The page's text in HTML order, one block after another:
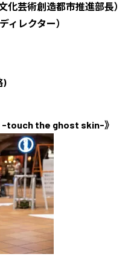
化芸術創造都市推進部長）
ィレクター）
)
-touch the ghost skin-》